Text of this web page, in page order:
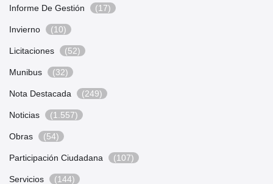
Informe De Gestión (17)
Invierno (10)
Licitaciones (52)
Munibus (32)
Nota Destacada (249)
Noticias (1.557)
Obras (54)
Participación Ciudadana (107)
Servicios (144)